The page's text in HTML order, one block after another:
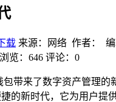
载 来源：网络 作者： 编
浏览：646 评论：0
包带来了数字资产管理的
的新时代，它为用户提